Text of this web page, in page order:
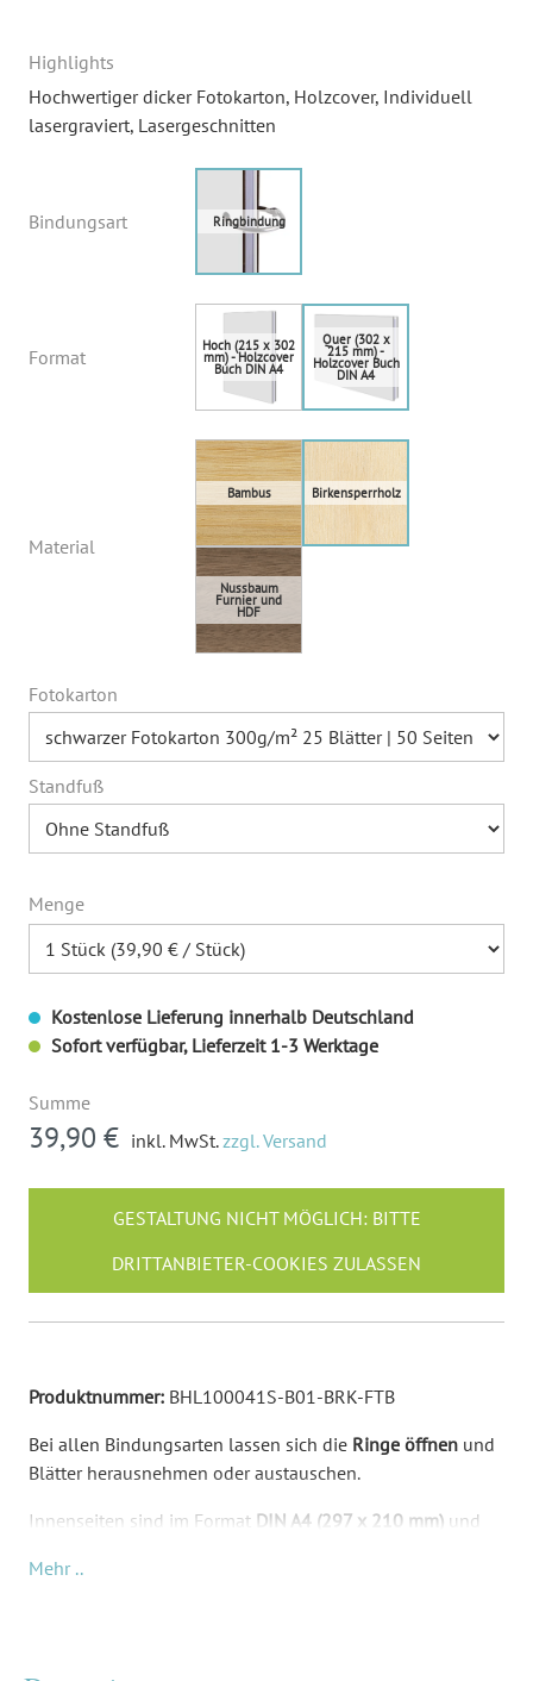
Highlights
Hochwertiger dicker Fotokarton, Holzcover, Individuell
lasergraviert, Lasergeschnitten
Bindungsart
Format
Material
Fotokarton
Standfuß
Menge
Kostenlose Lieferung innerhalb Deutschland
Sofort verfügbar, Lieferzeit 1-3 Werktage
Summe
39,90 € inkl. MwSt.zzgl. Versand
GESTALTUNG NICHT MÖGLICH: BITTE
DRITTANBIETER-COOKIES ZULASSEN
Produktnummer: BHL100041S-B01-BRK-FTB
Bei allen Bindungsarten lassen sich die Ringe öffnen und
Blätter herausnehmen oder austauschen.
Innenseiten sind im Format DIN A4 (297 x 210 mm) und
Mehr ..